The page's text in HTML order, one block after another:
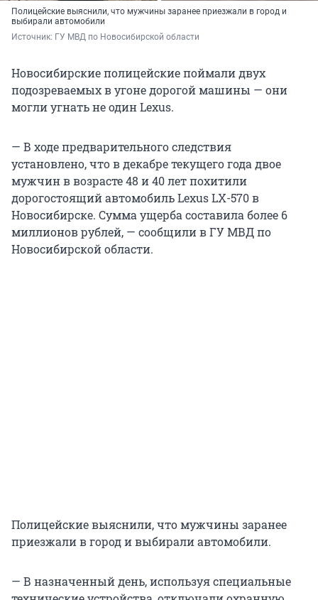
Полицейские выяснили, что мужчины заранее приезжали в город и
выбирали автомобили
Источник: ГУ МВД по Новосибирской области
Новосибирские полицейские поймали двух
подозреваемых в угоне дорогой машины — они
могли угнать не один Lexus.
— В ходе предварительного следствия
установлено, что в декабре текущего года двое
мужчин в возрасте 48 и 40 лет похитили
дорогостоящий автомобиль Lexus LX-570 в
Новосибирске. Сумма ущерба составила более 6
миллионов рублей, — сообщили в ГУ МВД по
Новосибирской области.
Полицейские выяснили, что мужчины заранее
приезжали в город и выбирали автомобили.
— В назначенный день, используя специальные